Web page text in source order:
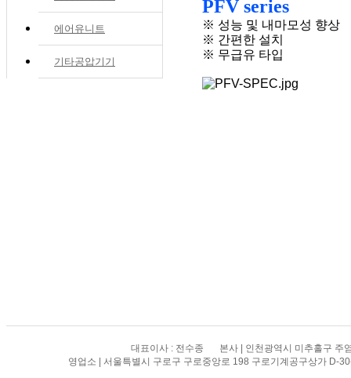
에어유니트
기타공압기기
PFV series
※ 성능 및 내마모성 향상
※ 간편한 설치
※ 무급유 타입
대표이사 : 전수종
본사 | 인천광역시 미추홀구 주
영업소 | 서울특별시 구로구 구로중앙로 198 구로기계공구상가 D-